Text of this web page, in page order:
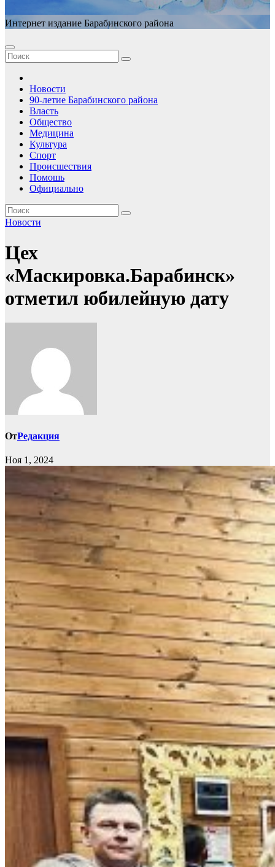
Интернет издание Барабинского района
Новости
90-летие Барабинского района
Власть
Общество
Медицина
Культура
Спорт
Происшествия
Помошь
Официально
Новости
Цех
«Маскировка.Барабинск»
отметил юбилейную дату
ОтРедакция
Ноя 1, 2024